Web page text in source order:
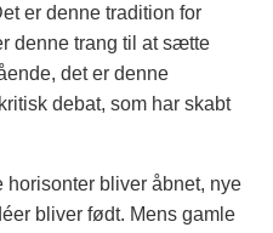
er denne tradition for
denne trang til at sætte
det er denne
debat, som har skabt
horisonter bliver åbnet, nye
bliver født. Mens gamle